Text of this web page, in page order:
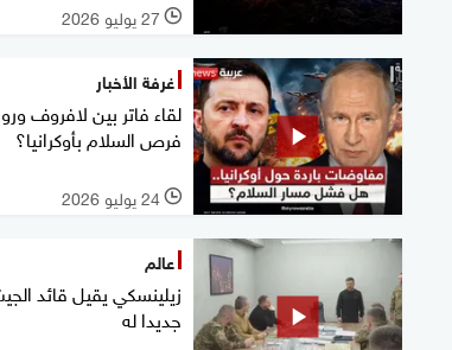
l 27 يوليو 2026
غرفة الأخبار
لقاء فاتر بين لافروف
فرص السلام بأوكرانيا؟
l 24 يوليو 2026
عالم
زيلينسكي يقيل قائد
جديدا له